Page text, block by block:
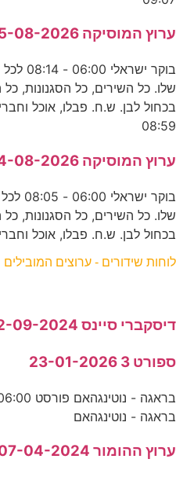
ערוץ המוסיקה 05-08-2026
בוקר
שלו. כל השירים, כל הסגנונות,
08:59
ערוץ המוסיקה 04-08-2026
בוקר
שלו. כל השירים, כל הסגנונות,
בכחול לבן. ש.ח. פבלו, אוכל וחברים 3 - עופר לוי 08:05 -
לוחות שידורים - ערוצים המובילים
דיסקברי סיינס 12-09-2024
ספורט 3 23-01-2026
בראגה - נוטינגהאם
ערוץ ההומור 07-04-2024